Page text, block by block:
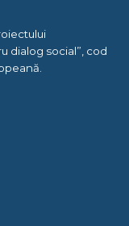
dialog social”, cod